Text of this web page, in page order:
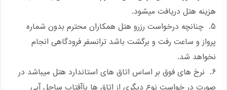
هزینه هتل دریافت میشود.
5. چنانچه درخواست رزرو هتل همکاران محترم بدون شماره
پرواز و ساعت رفت و برگشت باشد ترانسفر فرودگاهی انجام
نخواهد شد.
6. نرخ های فوق بر اساس اتاق های استاندارد هتل میباشد در
صورت در خواست نوع دیگری از اتاق ها باآفتاب ساحل آبی